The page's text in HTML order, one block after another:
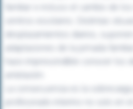
familiar e incluso el cambio de
desplazamientos diarios,
adaptaciones de la jornada
hace imprescindible conocer los
La consecuencia es la
profesorado interino no solo en